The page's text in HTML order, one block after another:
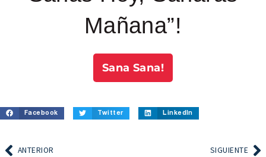
Mañana”!
Sana Sana!
Facebook Twitter LinkedIn
ANTERIOR SIGUIENTE